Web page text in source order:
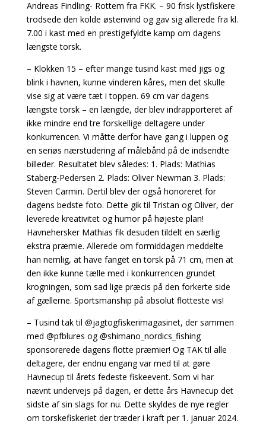
Andreas Findling- Rottem fra FKK. – 90 frisk lystfiskere
trodsede den kolde østenvind og gav sig allerede fra kl.
7.00 i kast med en prestigefyldte kamp om dagens
længste torsk.
– Klokken 15 – efter mange tusind kast med jigs og
blink i havnen, kunne vinderen kåres, men det skulle
vise sig at være tæt i toppen. 69 cm var dagens
længste torsk – en længde, der blev indrapporteret af
ikke mindre end tre forskellige deltagere under
konkurrencen. Vi måtte derfor have gang i luppen og
en seriøs nærstudering af målebånd på de indsendte
billeder. Resultatet blev således: 1. Plads: Mathias
Staberg-Pedersen 2. Plads: Oliver Newman 3. Plads:
Steven Carmin. Dertil blev der også honoreret for
dagens bedste foto. Dette gik til Tristan og Oliver, der
leverede kreativitet og humor på højeste plan!
Havnehersker Mathias fik desuden tildelt en særlig
ekstra præmie. Allerede om formiddagen meddelte
han nemlig, at have fanget en torsk på 71 cm, men at
den ikke kunne tælle med i konkurrencen grundet
krogningen, som sad lige præcis på den forkerte side
af gællerne. Sportsmanship på absolut flotteste vis!
– Tusind tak til @jagtogfiskerimagasinet, der sammen
med @pfblures og @shimano_nordics_fishing
sponsorerede dagens flotte præmier! Og TAK til alle
deltagere, der endnu engang var med til at gøre
Havnecup til årets fedeste fiskeevent. Som vi har
nævnt undervejs på dagen, er dette års Havnecup det
sidste af sin slags for nu. Dette skyldes de nye regler
om torskefiskeriet der træder i kraft per 1. januar 2024.